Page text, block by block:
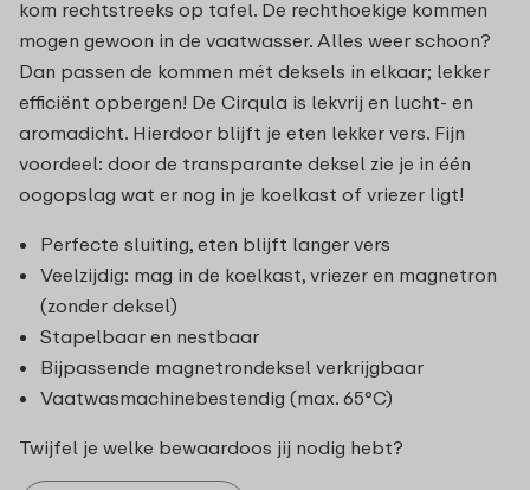
kom rechtstreeks op tafel. De rechthoekige kommen
mogen gewoon in de vaatwasser. Alles weer schoon?
Dan passen de kommen mét deksels in elkaar; lekker
efficiënt opbergen! De Cirqula is lekvrij en lucht- en
aromadicht. Hierdoor blijft je eten lekker vers. Fijn
voordeel: door de transparante deksel zie je in één
oogopslag wat er nog in je koelkast of vriezer ligt!
Perfecte sluiting, eten blijft langer vers
Veelzijdig: mag in de koelkast, vriezer en magnetron
(zonder deksel)
Stapelbaar en nestbaar
Bijpassende magnetrondeksel verkrijgbaar
Vaatwasmachinebestendig (max. 65°C)
Twijfel je welke bewaardoos jij nodig hebt?